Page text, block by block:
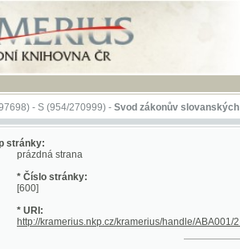
-S (954/270999)-Svod zákonův slovanských(1/628)
strana
* Číslo stránky:
* URI:
obraz stránky(djvu)